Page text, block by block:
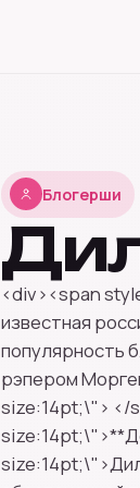
Блогерши
<div><span
известная
популярность
рэпером
size:14pt;\"> </